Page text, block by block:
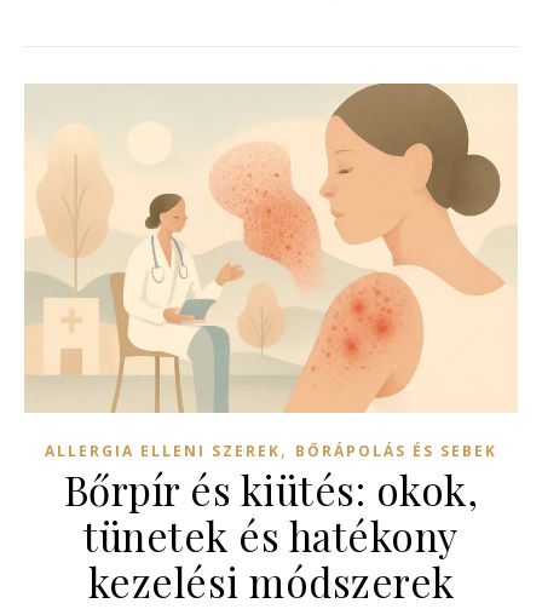
ALLERGIA ELLENI SZEREK, BŐRÁPOLÁS ÉS SEBEK
Bőrpír és kiütés: okok,
tünetek és hatékony
kezelési módszerek